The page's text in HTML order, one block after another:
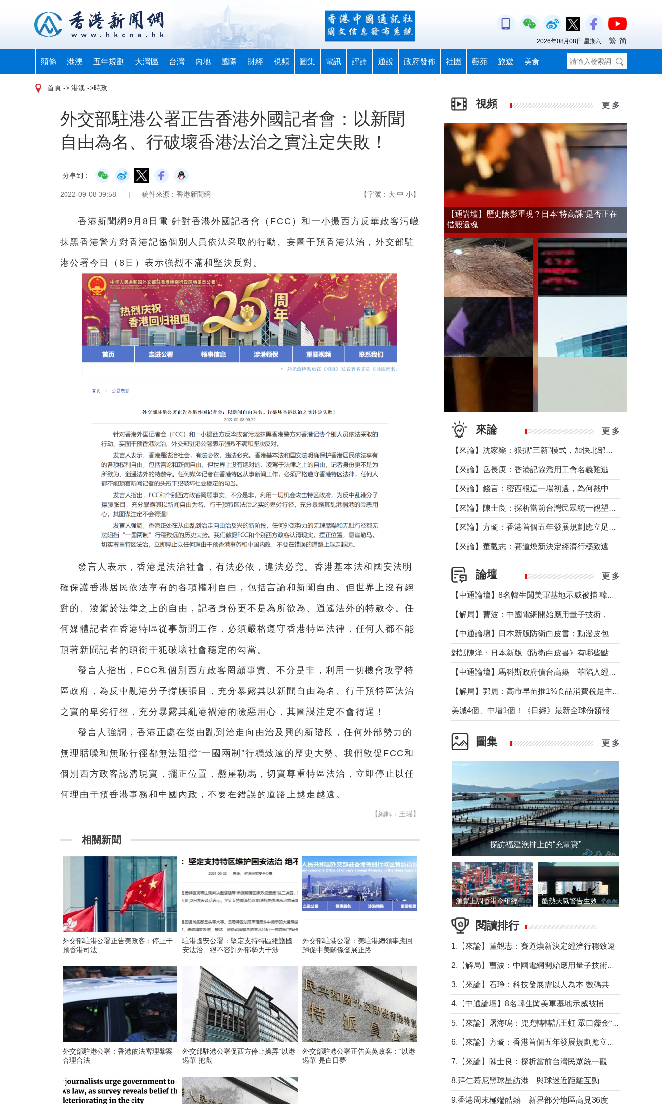
頭條 港澳 五年規劃 大灣區 台灣 內地 國際 財經 視頻 圖集 電訊 評論 通說 政府發佈 社團 藝苑 旅遊 美食
2026年08月08日 星期六 繁 简
首頁 -> 港澳 ->時政
外交部駐港公署正告香港外國記者會：以新聞
自由為名、行破壞香港法治之實注定失敗！
分享到：
2022-09-08 09:58 | 稿件來源：香港新聞網 【字號： 大 中 小】
香港新聞網9月8日電 針對香港外國記者會（FCC）和一小撮西方反華政客污衊
抹黑香港警方對香港記協個別人員依法采取的行動、妄圖干預香港法治，外交部駐
港公署今日（8日）表示強烈不滿和堅決反對。
發言人表示，香港是法治社會，有法必依，違法必究。香港基本法和國安法明
確保護香港居民依法享有的各項權利自由，包括言論和新聞自由。但世界上沒有絕
對的、淩駕於法律之上的自由，記者身份更不是為所欲為、逍遙法外的特赦令。任
何媒體記者在香港特區從事新聞工作，必須嚴格遵守香港特區法律，任何人都不能
頂著新聞記者的頭銜干犯破壞社會穩定的勾當。
發言人指出，FCC和個別西方政客罔顧事實、不分是非，利用一切機會攻擊特
區政府，為反中亂港分子撐腰張目，充分暴露其以新聞自由為名、行干預特區法治
之實的卑劣行徑，充分暴露其亂港禍港的險惡用心，其圖謀注定不會得逞！
發言人強調，香港正處在從由亂到治走向由治及興的新階段，任何外部勢力的
無理聒噪和無恥行徑都無法阻擋“一國兩制”行穩致遠的歷史大勢。我們敦促FCC和
個別西方政客認清現實，擺正位置，懸崖勒馬，切實尊重特區法治，立即停止以任
何理由干預香港事務和中國內政，不要在錯誤的道路上越走越遠。
【編輯：王瑶】
相關新聞
外交部駐港公署正告美政客：停止干
預香港司法
駐港國安公署：堅定支持特區維護國
安法治 絕不容許外部勢力干涉
外交部駐港公署：美駐港總領事應回
歸促中美關係發展正路
外交部駐港公署：香港依法審理黎案
合理合法
外交部駐港公署促西方停止操弄“以港
遏華”把戲
外交部駐港公署正告美英政客：“以港
遏華”是白日夢
視頻 更 多
【通講壇】歷史陰影重現？日本“特高課”是否正在
借殼還魂
來論 更 多
【來論】董觀志：賽道煥新決定經濟行穩致遠
論壇 更 多
圖集 更 多
探訪福建漁排上的“充電寶”
滙豐上調香港今年經濟增長預測至4.5% 酷熱天氣警告生效 本港高溫持續至下周
閱讀排行
1.【來論】董觀志：賽道煥新決定經濟行穩致遠
8.拜仁慕尼黑球星訪港 與球迷近距離互動
9.香港周末極端酷熱 新界部分地區高見36度